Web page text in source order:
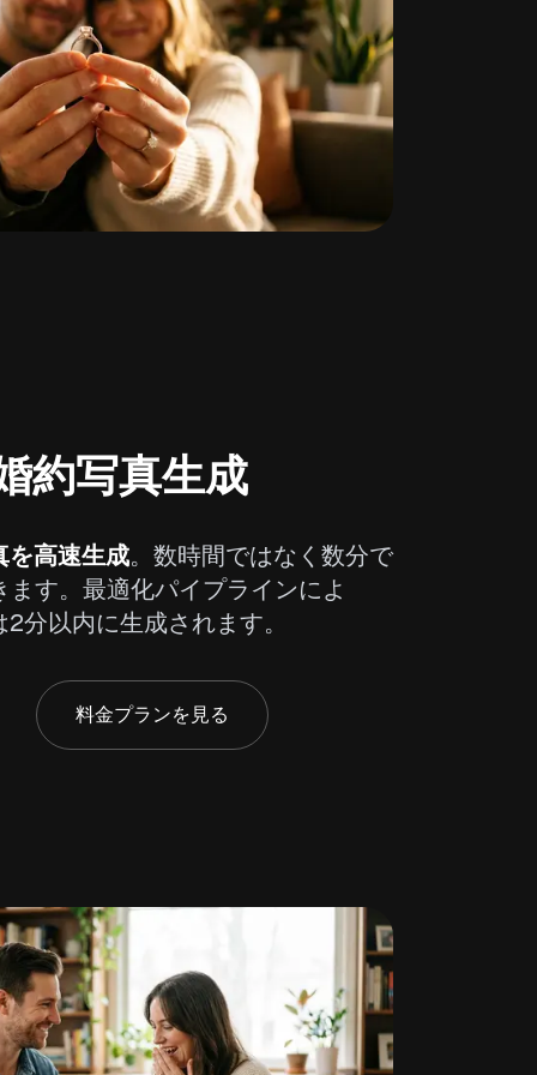
約写真生成
を高速生成。数時間ではなく数分で
ます。最適化パイプラインによ
分以内に生成されます。
料金プランを見る